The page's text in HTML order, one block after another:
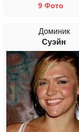
9 Фото
Доминик
Суэйн